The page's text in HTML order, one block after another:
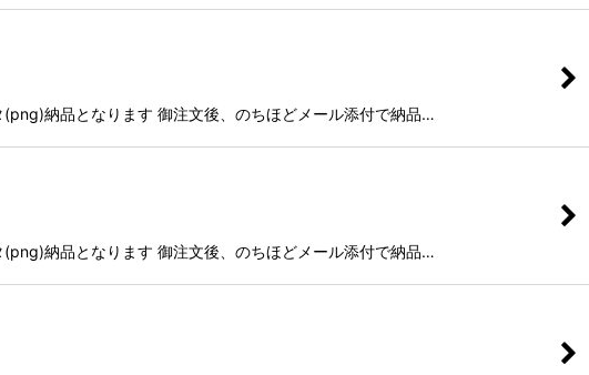
品となります 御注文後、のちほどメール添付で納品…
品となります 御注文後、のちほどメール添付で納品…